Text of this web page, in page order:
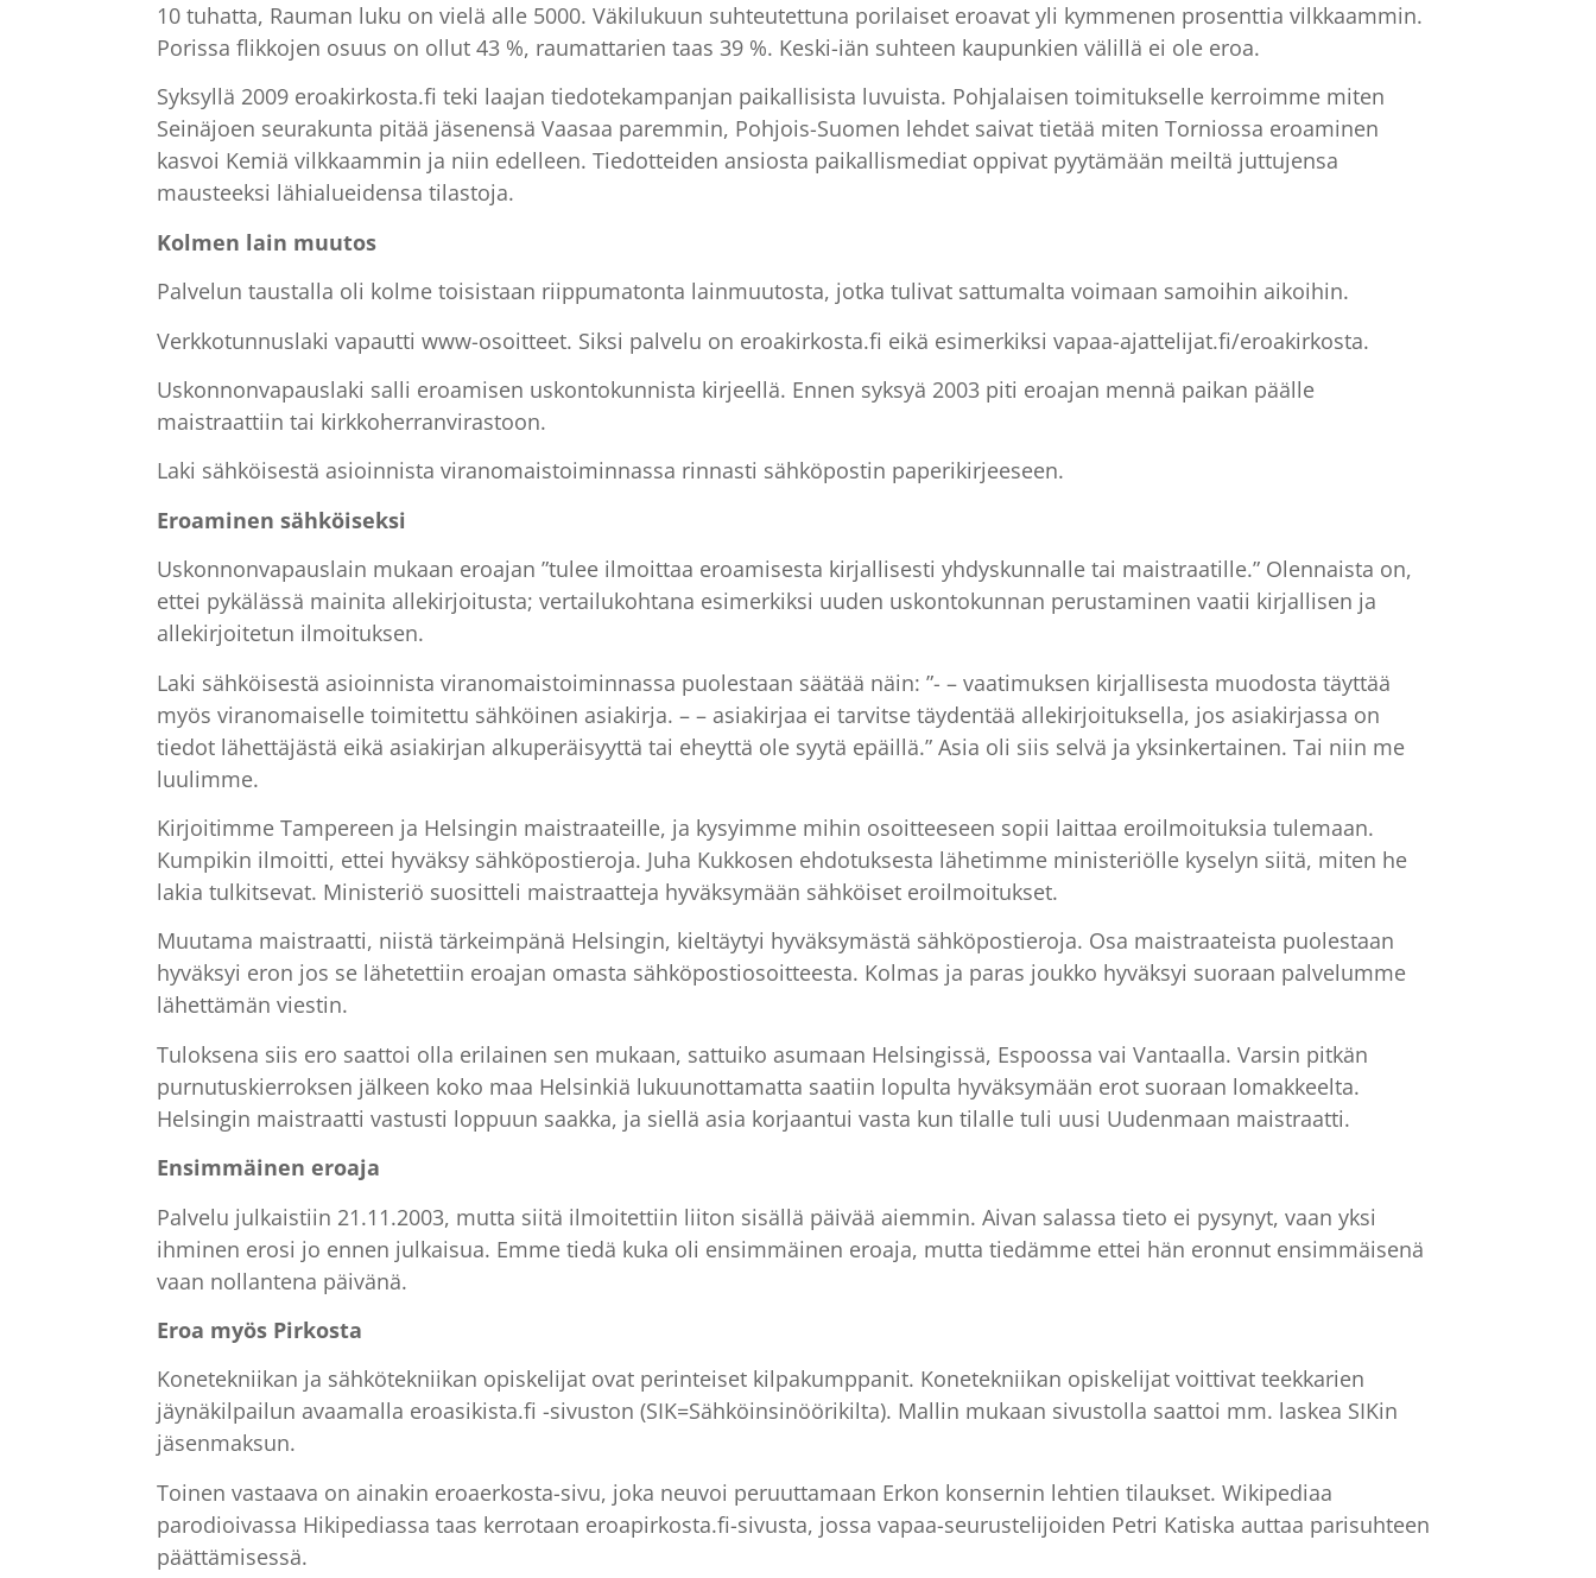
10 tuhatta, Rauman luku on vielä alle 5000. Väkilukuun suhteutettuna porilaiset eroavat yli kymmenen prosenttia vilkkaammin.
Porissa flikkojen osuus on ollut 43 %, raumattarien taas 39 %. Keski-iän suhteen kaupunkien välillä ei ole eroa.
Syksyllä 2009 eroakirkosta.fi teki laajan tiedotekampanjan paikallisista luvuista. Pohjalaisen toimitukselle kerroimme miten
Seinäjoen seurakunta pitää jäsenensä Vaasaa paremmin, Pohjois-Suomen lehdet saivat tietää miten Torniossa eroaminen
kasvoi Kemiä vilkkaammin ja niin edelleen. Tiedotteiden ansiosta paikallismediat oppivat pyytämään meiltä juttujensa
mausteeksi lähialueidensa tilastoja.
Kolmen lain muutos
Palvelun taustalla oli kolme toisistaan riippumatonta lainmuutosta, jotka tulivat sattumalta voimaan samoihin aikoihin.
Verkkotunnuslaki vapautti www-osoitteet. Siksi palvelu on eroakirkosta.fi eikä esimerkiksi vapaa-ajattelijat.fi/eroakirkosta.
Uskonnonvapauslaki salli eroamisen uskontokunnista kirjeellä. Ennen syksyä 2003 piti eroajan mennä paikan päälle
maistraattiin tai kirkkoherranvirastoon.
Laki sähköisestä asioinnista viranomaistoiminnassa rinnasti sähköpostin paperikirjeeseen.
Eroaminen sähköiseksi
Uskonnonvapauslain mukaan eroajan ”tulee ilmoittaa eroamisesta kirjallisesti yhdyskunnalle tai maistraatille.” Olennaista on,
ettei pykälässä mainita allekirjoitusta; vertailukohtana esimerkiksi uuden uskontokunnan perustaminen vaatii kirjallisen ja
allekirjoitetun ilmoituksen.
Laki sähköisestä asioinnista viranomaistoiminnassa puolestaan säätää näin: ”- – vaatimuksen kirjallisesta muodosta täyttää
myös viranomaiselle toimitettu sähköinen asiakirja. – – asiakirjaa ei tarvitse täydentää allekirjoituksella, jos asiakirjassa on
tiedot lähettäjästä eikä asiakirjan alkuperäisyyttä tai eheyttä ole syytä epäillä.” Asia oli siis selvä ja yksinkertainen. Tai niin me
luulimme.
Kirjoitimme Tampereen ja Helsingin maistraateille, ja kysyimme mihin osoitteeseen sopii laittaa eroilmoituksia tulemaan.
Kumpikin ilmoitti, ettei hyväksy sähköpostieroja. Juha Kukkosen ehdotuksesta lähetimme ministeriölle kyselyn siitä, miten he
lakia tulkitsevat. Ministeriö suositteli maistraatteja hyväksymään sähköiset eroilmoitukset.
Muutama maistraatti, niistä tärkeimpänä Helsingin, kieltäytyi hyväksymästä sähköpostieroja. Osa maistraateista puolestaan
hyväksyi eron jos se lähetettiin eroajan omasta sähköpostiosoitteesta. Kolmas ja paras joukko hyväksyi suoraan palvelumme
lähettämän viestin.
Tuloksena siis ero saattoi olla erilainen sen mukaan, sattuiko asumaan Helsingissä, Espoossa vai Vantaalla. Varsin pitkän
purnutuskierroksen jälkeen koko maa Helsinkiä lukuunottamatta saatiin lopulta hyväksymään erot suoraan lomakkeelta.
Helsingin maistraatti vastusti loppuun saakka, ja siellä asia korjaantui vasta kun tilalle tuli uusi Uudenmaan maistraatti.
Ensimmäinen eroaja
Palvelu julkaistiin 21.11.2003, mutta siitä ilmoitettiin liiton sisällä päivää aiemmin. Aivan salassa tieto ei pysynyt, vaan yksi
ihminen erosi jo ennen julkaisua. Emme tiedä kuka oli ensimmäinen eroaja, mutta tiedämme ettei hän eronnut ensimmäisenä
vaan nollantena päivänä.
Eroa myös Pirkosta
Konetekniikan ja sähkötekniikan opiskelijat ovat perinteiset kilpakumppanit. Konetekniikan opiskelijat voittivat teekkarien
jäynäkilpailun avaamalla eroasikista.fi -sivuston (SIK=Sähköinsinöörikilta). Mallin mukaan sivustolla saattoi mm. laskea SIKin
jäsenmaksun.
Toinen vastaava on ainakin eroaerkosta-sivu, joka neuvoi peruuttamaan Erkon konsernin lehtien tilaukset. Wikipediaa
parodioivassa Hikipediassa taas kerrotaan eroapirkosta.fi-sivusta, jossa vapaa-seurustelijoiden Petri Katiska auttaa parisuhteen
päättämisessä.